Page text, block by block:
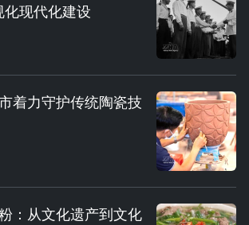
现代化建设
着力守护传统陶瓷技
：从文化遗产到文化